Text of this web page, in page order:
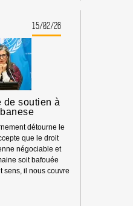
15/02/26
de soutien à
détourne le
que le droit
négociable et
soit bafouée
sens, il nous couvre